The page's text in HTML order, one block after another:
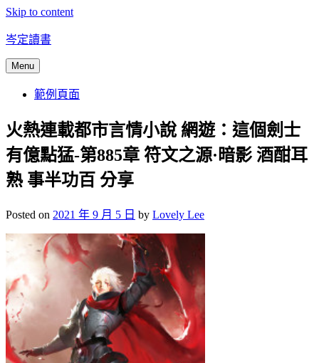
Skip to content
岑定讀書
Menu
範例頁面
火熱連載都市言情小說 網遊：這個劍士
有億點猛-第885章 符文之源·暗影 酒酣耳
熟 事半功百 分享
Posted on 2021 年 9 月 5 日 by Lovely Lee